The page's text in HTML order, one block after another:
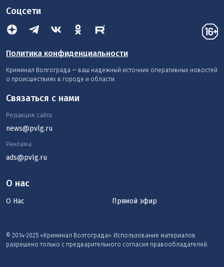
Соцсети
Политика конфиденциальности
Криминал Волгограда — ваш надежный источник оперативных новостей
о происшествиях в городе и области.
О нас
О Нас Прямой эфир
© 2014-2025 «Криминал Волгограда». Использование материалов
разрешено только с предварительного согласия правообладателей.
Связаться с нами
Редакция сайта
news@pvlg.ru
Реклама
ads@pvlg.ru